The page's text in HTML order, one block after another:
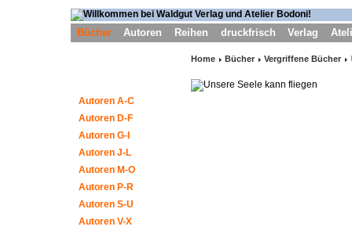
Bücher Autoren Reihen druckfrisch Verlag
Autoren A-C
Autoren D-F
Autoren G-I
Autoren J-L
Autoren M-O
Autoren P-R
Autoren S-U
Autoren V-X
Home Bücher Vergriffene Bücher